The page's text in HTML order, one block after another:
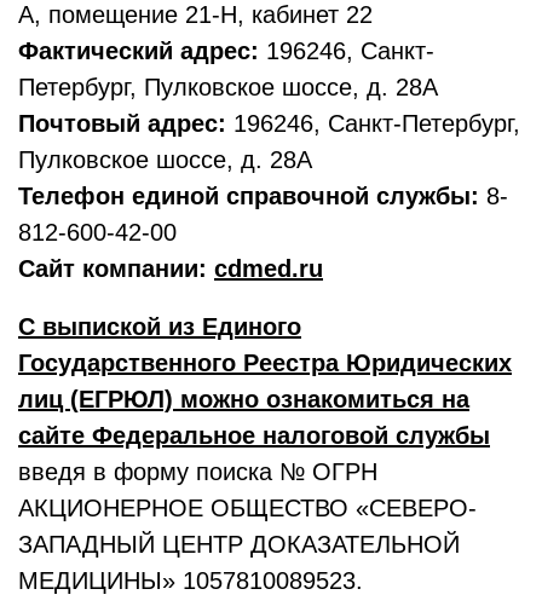
А, помещение 21-Н, кабинет 22
Фактический адрес: 196246, Санкт-
Петербург, Пулковское шоссе, д. 28А
Почтовый адрес: 196246, Санкт-Петербург,
Пулковское шоссе, д. 28А
Телефон единой справочной службы: 8-
812-600-42-00
Сайт компании: cdmed.ru
С выпиской из Единого
Государственного Реестра Юридических
лиц (ЕГРЮЛ) можно ознакомиться на
сайте Федеральное налоговой службы
введя в форму поиска № ОГРН
АКЦИОНЕРНОЕ ОБЩЕСТВО «СЕВЕРО-
ЗАПАДНЫЙ ЦЕНТР ДОКАЗАТЕЛЬНОЙ
МЕДИЦИНЫ» 1057810089523.